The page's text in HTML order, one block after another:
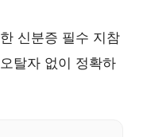
신분증 필수 지참
탈자 없이 정확하